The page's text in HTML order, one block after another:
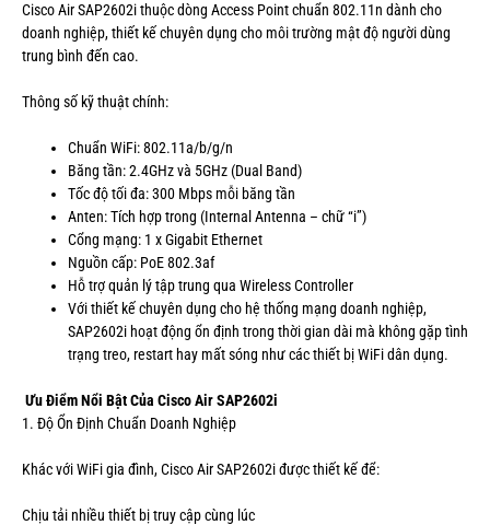
Cisco Air SAP2602i thuộc dòng Access Point chuẩn 802.11n dành cho
doanh nghiệp, thiết kế chuyên dụng cho môi trường mật độ người dùng
trung bình đến cao.
Thông số kỹ thuật chính:
Chuẩn WiFi: 802.11a/b/g/n
Băng tần: 2.4GHz và 5GHz (Dual Band)
Tốc độ tối đa: 300 Mbps mỗi băng tần
Anten: Tích hợp trong (Internal Antenna – chữ “i”)
Cổng mạng: 1 x Gigabit Ethernet
Nguồn cấp: PoE 802.3af
Hỗ trợ quản lý tập trung qua Wireless Controller
Với thiết kế chuyên dụng cho hệ thống mạng doanh nghiệp,
SAP2602i hoạt động ổn định trong thời gian dài mà không gặp tình
trạng treo, restart hay mất sóng như các thiết bị WiFi dân dụng.
Ưu Điểm Nổi Bật Của Cisco Air SAP2602i
1. Độ Ổn Định Chuẩn Doanh Nghiệp
Khác với WiFi gia đình, Cisco Air SAP2602i được thiết kế để:
Chịu tải nhiều thiết bị truy cập cùng lúc